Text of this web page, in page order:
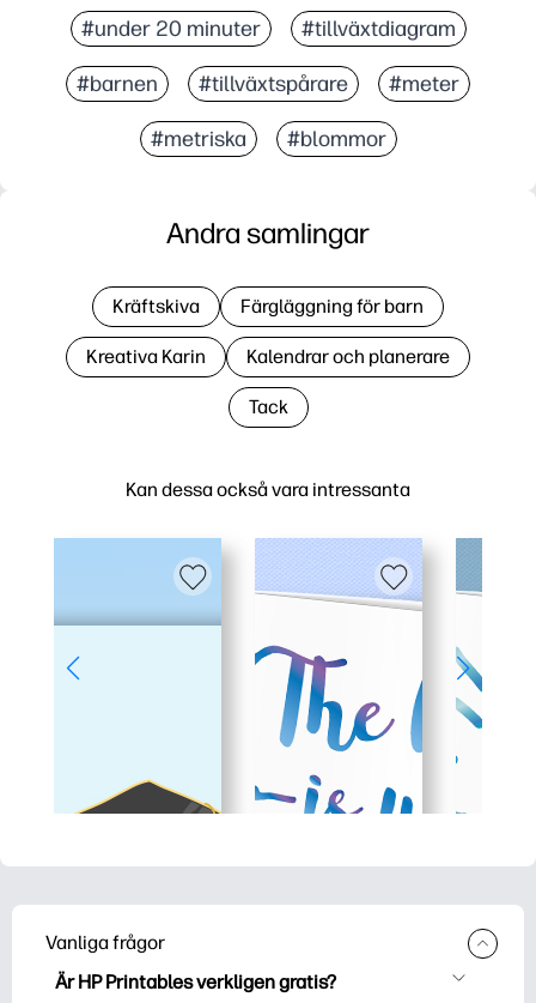
#under 20 minuter #tillväxtdiagram
#barnen #tillväxtspårare #meter
#metriska #blommor
Kan dessa också vara intressanta
Andra samlingar
Kräftskiva Färgläggning för barn
Kreativa Karin Kalendrar och planerare
Tack
Vanliga frågor
Är HP Printables verkligen gratis?